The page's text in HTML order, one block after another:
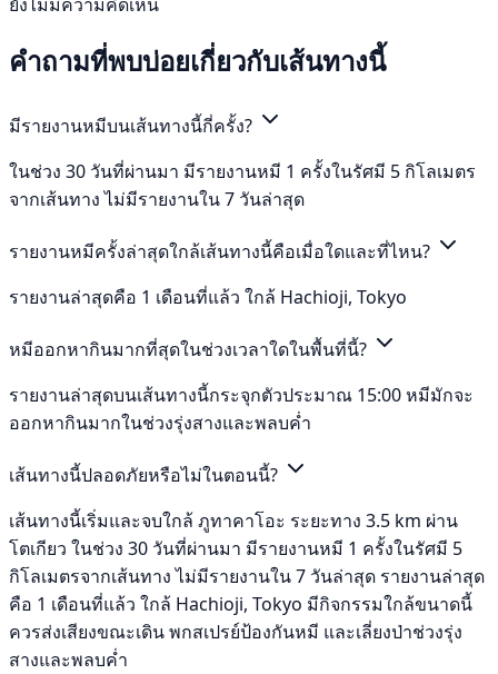
คำถามที่พบบ่อยเกี่ยวกับเส้นทางนี้
มีรายงานหมีบนเส้นทางนี้กี่ครั้ง?
ในช่วง 30 วันที่ผ่านมา มีรายงานหมี 1 ครั้งในรัศมี 5 กิโลเมตร
จากเส้นทาง ไม่มีรายงานใน 7 วันล่าสุด
รายงานหมีครั้งล่าสุดใกล้เส้นทางนี้คือเมื่อใดและที่ไหน?
รายงานล่าสุดคือ 1 เดือนที่แล้ว ใกล้ Hachioji, Tokyo
หมีออกหากินมากที่สุดในช่วงเวลาใดในพื้นที่นี้?
รายงานล่าสุดบนเส้นทางนี้กระจุกตัวประมาณ 15:00 หมีมักจะ
ออกหากินมากในช่วงรุ่งสางและพลบค่ำ
เส้นทางนี้ปลอดภัยหรือไม่ในตอนนี้?
เส้นทางนี้เริ่มและจบใกล้ ภูทาคาโอะ ระยะทาง 3.5 km ผ่าน
โตเกียว ในช่วง 30 วันที่ผ่านมา มีรายงานหมี 1 ครั้งในรัศมี 5
กิโลเมตรจากเส้นทาง ไม่มีรายงานใน 7 วันล่าสุด รายงานล่าสุด
คือ 1 เดือนที่แล้ว ใกล้ Hachioji, Tokyo มีกิจกรรมใกล้ขนาดนี้
ควรส่งเสียงขณะเดิน พกสเปรย์ป้องกันหมี และเลี่ยงป่าช่วงรุ่ง
สางและพลบค่ำ